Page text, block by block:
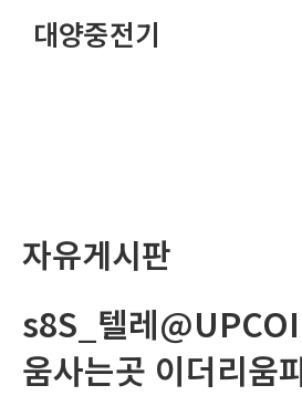
대양중전기
자유게시판
s8S_텔레
움사는곳 이더리움